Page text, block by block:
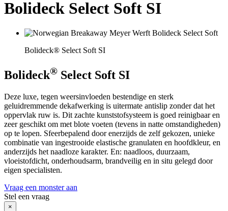
Bolideck Select Soft SI
Bolideck® Select Soft SI
Bolideck® Select Soft SI
Deze luxe, tegen weersinvloeden bestendige en sterk
geluidremmende dekafwerking is uitermate antislip zonder dat het
oppervlak ruw is. Dit zachte kunststofsysteem is goed reinigbaar en
zeer geschikt om met blote voeten (tevens in natte omstandigheden)
op te lopen. Sfeerbepalend door enerzijds de zelf gekozen, unieke
combinatie van ingestrooide elastische granulaten en hoofdkleur, en
anderzijds het naadloze karakter. En: naadloos, duurzaam,
vloeistofdicht, onderhoudsarm, brandveilig en in situ gelegd door
eigen specialisten.
Vraag een monster aan
Stel een vraag
×